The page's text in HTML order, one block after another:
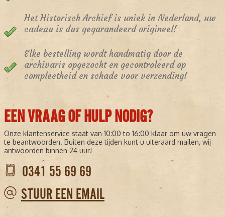
Het Historisch Archief is uniek in Nederland, uw
cadeau is dus gegarandeerd origineel!
Elke bestelling wordt handmatig door de
archivaris opgezocht en gecontroleerd op
compleetheid en schade voor verzending!
EEN VRAAG OF HULP NODIG?
Onze klantenservice staat van 10:00 to 16:00 klaar om uw vragen
te beantwoorden. Buiten deze tijden kunt u uiteraard mailen, wij
antwoorden binnen 24 uur!
0341 55 69 69
STUUR EEN EMAIL